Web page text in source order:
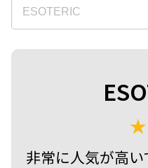
17 件中 1 から 17 まで
非常に人気が高